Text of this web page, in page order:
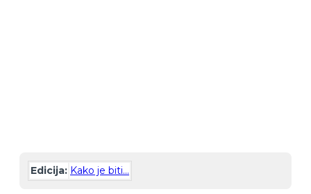
Edicija: Kako je biti...